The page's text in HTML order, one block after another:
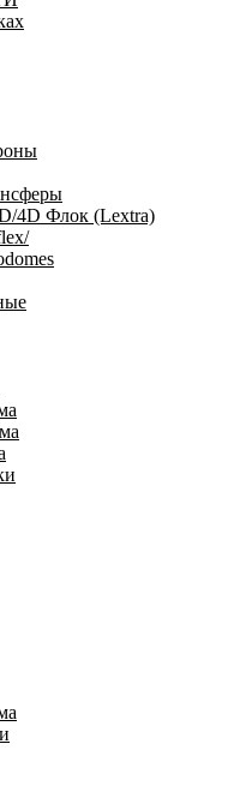
4D Флок (Lextra)